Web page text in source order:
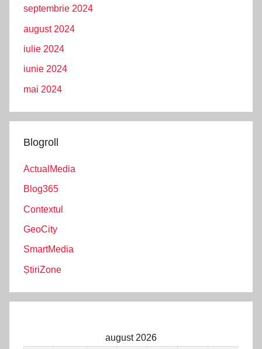
septembrie 2024
august 2024
iulie 2024
iunie 2024
mai 2024
Blogroll
ActualMedia
Blog365
Contextul
GeoCity
SmartMedia
ȘtiriZone
august 2026